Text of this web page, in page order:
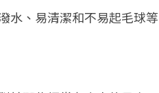
水、易清潔和不易起毛球等